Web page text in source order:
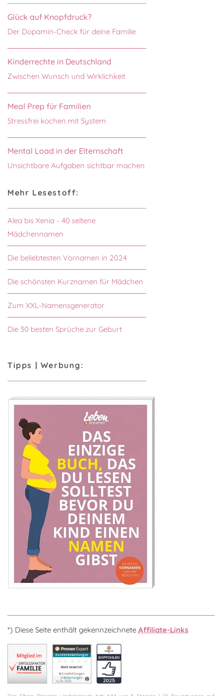
Glück auf Knopfdruck?
Der Dopamin-Check für deine Familie
Kinderrechte in Deutschland
Zwischen Wunsch und Wirklichkeit
Meal Prep für Familien
Stressfrei kochen mit System
Mental Load in der Elternschaft
Unsichtbare Aufgaben sichtbar machen
Mehr Lesestoff:
Alea bis Xenia - 40 seltene
Mädchennamen
Die beliebtesten Vornamen in 2024
Die schönsten Kurznamen für Mädchen
Zum XXL-Namensgenerator
Die 30 besten Sprüche zur Geburt
Tipps | Werbung:
*) Diese Seite enthält gekennzeichnete Affiliate-Links